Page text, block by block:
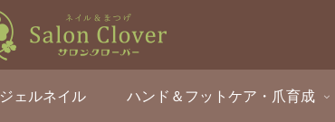
ジェルネイル ハンド＆フットケア・爪育成